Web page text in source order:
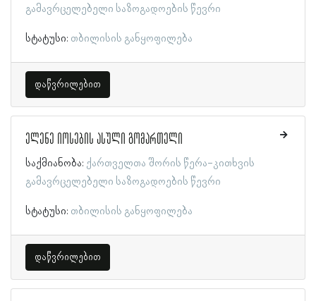
გამავრცელებელი საზოგადოების წევრი
სტატუსი: თბილისის განყოფილება
დაწვრილებით
ელენე იოსების ასული გომართელი
საქმიანობა: ქართველთა შორის წერა-კითხვის
გამავრცელებელი საზოგადოების წევრი
სტატუსი: თბილისის განყოფილება
დაწვრილებით